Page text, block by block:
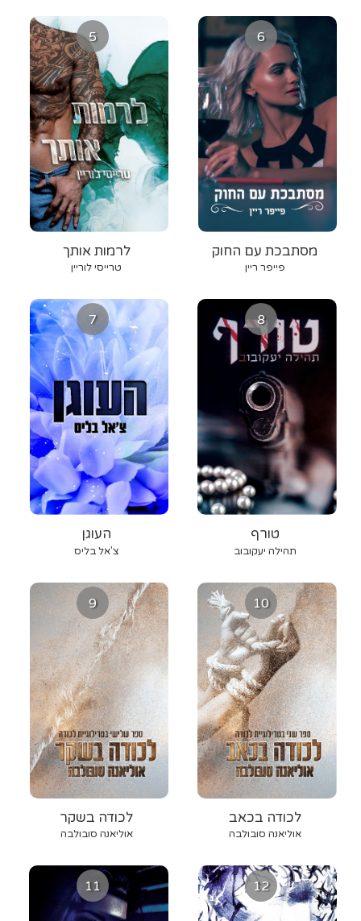
5
לרמות אותך
טרייסי לוריין
6
מסתבכת עם החוק
פייפר ריין
7
העוגן
צ'אל בליס
8
טורף
תהילה יעקובוב
9
לכודה בשקר
אוליאנה סובולבה
10
לכודה בכאב
אוליאנה סובולבה
11 12